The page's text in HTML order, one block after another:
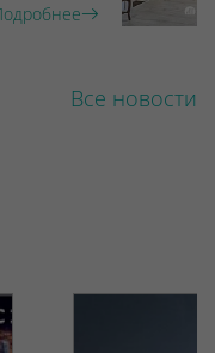
Все новости